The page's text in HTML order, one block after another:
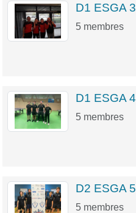
D1 ESGA 3
5 membres
D1 ESGA 4
5 membres
D2 ESGA 5
5 membres